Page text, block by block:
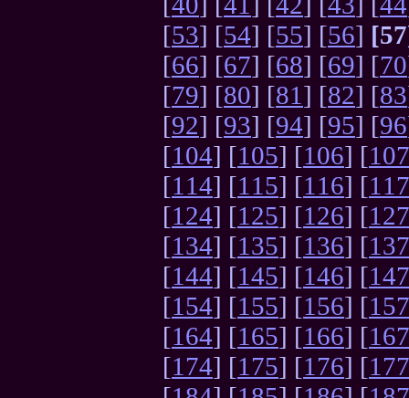
[53] [54] [55] [56]
[66] [67] [68] [69] [70
[79] [80] [81 ] [82] [83
[92] [93] [94] [95] [96
[104] [105] [106] [107
[114] [115] [116] [117
[124] [125] [126] [127
[134] [135] [136] [137
[144] [145] [146] [147
[154] [155] [156] [157
[164] [165] [166] [167
[174] [175] [176] [177